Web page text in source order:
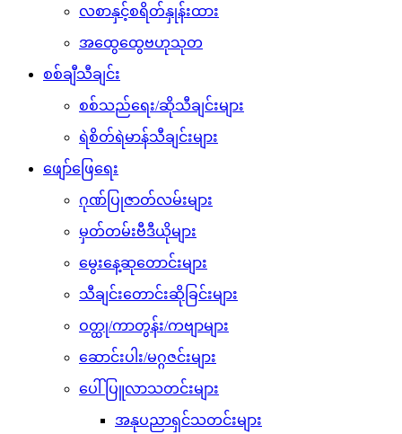
လစာနှင့်စရိတ်နှုန်းထား
အထွေထွေဗဟုသုတ
စစ်ချီသီချင်း
စစ်သည်ရေး/ဆိုသီချင်းများ
ရဲစိတ်ရဲမာန်သီချင်းများ
ဖျော်ဖြေရေး
ဂုဏ်ပြုဇာတ်လမ်းများ
မှတ်တမ်းဗီဒီယိုများ
မွေးနေ့ဆုတောင်းများ
သီချင်းတောင်းဆိုခြင်းများ
ဝတ္ထု/ကာတွန်း/ကဗျာများ
ဆောင်းပါး/မဂ္ဂဇင်းများ
ပေါ်ပြူလာသတင်းများ
အနုပညာရှင်သတင်းများ